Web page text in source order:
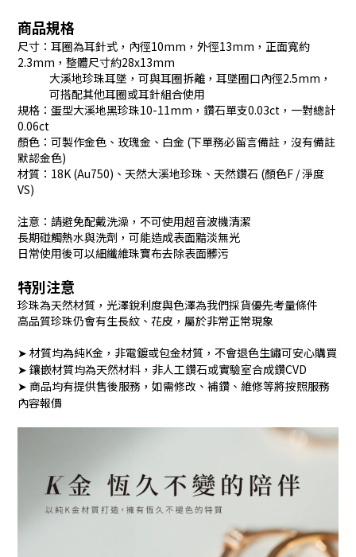
商品規格
尺寸：耳圈為耳針式，內徑10mm，外徑13mm，正面寬約
2.3mm，整體尺寸約28x13mm
大溪地珍珠耳墜，可與耳圈拆離，耳墜圈口內徑2.5mm，
可搭配其他耳圈或耳針組合使用
規格：蛋型大溪地黑珍珠10-11mm，鑽石單支0.03ct，一對總計
0.06ct
顏色：可製作金色、玫瑰金、白金 (下單務必留言備註，沒有備註
默認金色)
材質：18K (Au750)、天然大溪地珍珠、天然鑽石 (顏色F / 淨度
VS)
注意：請避免配戴洗澡，不可使用超音波機清潔
長期碰觸熱水與洗劑，可能造成表面黯淡無光
日常使用後可以細纖維珠寶布去除表面髒污
特別注意
珍珠為天然材質，光澤銳利度與色澤為我們採貨優先考量條件
高品質珍珠仍會有生長紋、花皮，屬於非常正常現象
➤ 材質均為純K金，非電鍍或包金材質，不會退色生鏽可安心購買
➤ 鑲嵌材質均為天然材料，非人工鑽石或實驗室合成鑽CVD
➤ 商品均有提供售後服務，如需修改、補鑽、維修等將按照服務
內容報價